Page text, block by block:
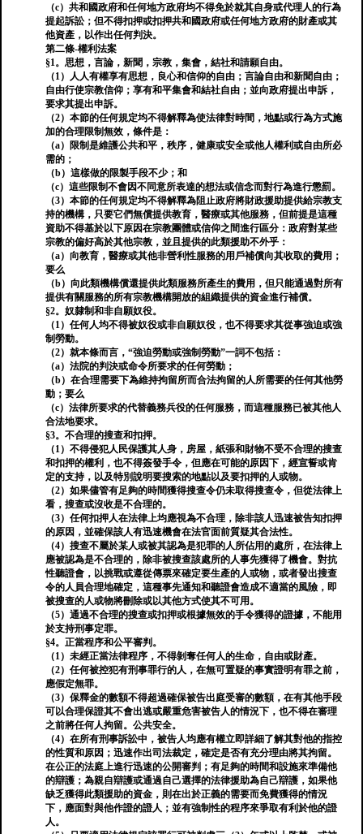
（c）共和國政府和任何地方政府均不得免於就其自身或代理人的行為
提起訴訟；但不得扣押或扣押共和國政府或任何地方政府的財產或其
他資產，以作出任何判決。
第二條-權利法案
§1。思想，言論，新聞，宗教，集會，結社和請願自由。
（1）人人有權享有思想，良心和信仰的自由；言論自由和新聞自由；
自由行使宗教信仰；享有和平集會和結社自由；並向政府提出申訴，
要求其提出申訴。
（2）本節的任何規定均不得解釋為使法律對時間，地點或行為方式施
加的合理限制無效，條件是：
（a）限制是維護公共和平，秩序，健康或安全或他人權利或自由所必
需的；
（b）這樣做的限製手段不少；和
（c）這些限制不會因不同意所表達的想法或信念而對行為進行懲罰。
（3）本節的任何規定均不得解釋為阻止政府將財政援助提供給宗教支
持的機構，只要它們無償提供教育，醫療或其他服務，但前提是這種
資助不得基於以下原因在宗教團體或信仰之間進行區分：政府對某些
宗教的偏好高於其他宗教，並且提供的此類援助不外乎：
（a）向教育，醫療或其他非營利性服務的用戶補償向其收取的費用；
要么
（b）向此類機構償還提供此類服務所產生的費用，但只能通過對所有
提供有關服務的所有宗教機構開放的組織提供的資金進行補償。
§2。奴隸制和非自願奴役。
（1）任何人均不得被奴役或非自願奴役，也不得要求其從事強迫或強
制勞動。
（2）就本條而言，“強迫勞動或強制勞動”一詞不包括：
（a）法院的判決或命令所要求的任何勞動；
（b）在合理需要下為維持拘留所而合法拘留的人所需要的任何其他勞
動；要么
（c）法律所要求的代替義務兵役的任何服務，而這種服務已被其他人
合法地要求。
§3。不合理的搜查和扣押。
（1）不得侵犯人民保護其人身，房屋，紙張和財物不受不合理的搜查
和扣押的權利，也不得簽發手令，但應在可能的原因下，經宣誓或肯
定的支持，以及特別說明要搜索的地點以及要扣押的人或物。
（2）如果儘管有足夠的時間獲得搜查令仍未取得搜查令，但從法律上
看，搜查或沒收是不合理的。
（3）任何扣押人在法律上均應視為不合理，除非該人迅速被告知扣押
的原因，並確保該人有迅速機會在法官面前質疑其合法性。
（4）搜查不屬於某人或被其認為是犯罪的人所佔用的處所，在法律上
應被認為是不合理的，除非被搜查該處所的人事先獲得了機會。對抗
性聽證會，以挑戰或遵從傳票來確定要生產的人或物，或者發出搜查
令的人員合理地確定，這種事先通知和聽證會造成不適當的風險，即
被搜查的人或物將刪除或以其他方式使其不可用。
（5）通過不合理的搜查或扣押或根據無效的手令獲得的證據，不能用
於支持刑事定罪。
§4。正當程序和公平審判。
（1）未經正當法律程序，不得剝奪任何人的生命，自由或財產。
（2）任何被控犯有刑事罪行的人，在無可置疑的事實證明有罪之前，
應假定無罪。
（3）保釋金的數額不得超過確保被告出庭受審的數額，在有其他手段
可以合理保證其不會出逃或嚴重危害被告人的情況下，也不得在審理
之前將任何人拘留。公共安全。
（4）在所有刑事訴訟中，被告人均應有權立即詳細了解其對他的指控
的性質和原因；迅速作出司法裁定，確定是否有充分理由將其拘留。
在公正的法庭上進行迅速的公開審判；有足夠的時間和設施來準備他
的辯護；為親自辯護或通過自己選擇的法律援助為自己辯護，如果他
缺乏獲得此類援助的資金，則在出於正義的需要而免費獲得的情況
下，應面對與他作證的證人；並有強制性的程序來爭取有利於他的證
人。